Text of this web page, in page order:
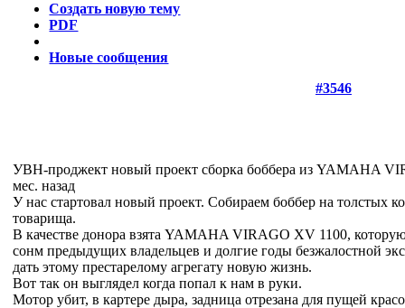
Создать новую тему
PDF
Новые сообщения
#3546
УВН-проджект новый проект сборка боббера из YAMAHA
мес. назад
У нас стартовал новый проект. Собираем боббер на толстых
товарища.
В качестве донора взята YAMAHA VIRAGO XV 1100,
сонм предыдущих владельцев и долгие годы безжалостной
дать этому престарелому агрегату новую жизнь.
Вот так он выглядел когда попал к нам в руки.
Мотор убит, в картере дыра, задница отрезана для пущей